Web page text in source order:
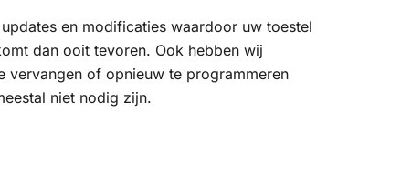
en modificaties waardoor uw toestel
dan ooit tevoren. Ook hebben wij
vervangen of opnieuw te programmeren
niet nodig zijn.